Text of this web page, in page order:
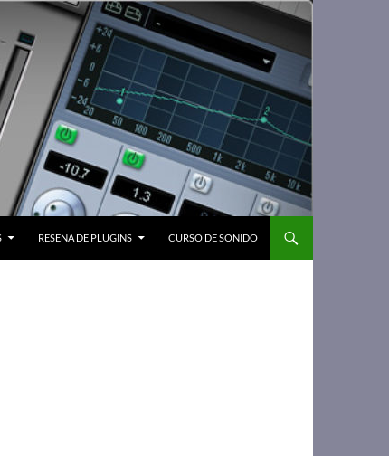
RESEÑA DE PLUGINS CURSO DE SONIDO